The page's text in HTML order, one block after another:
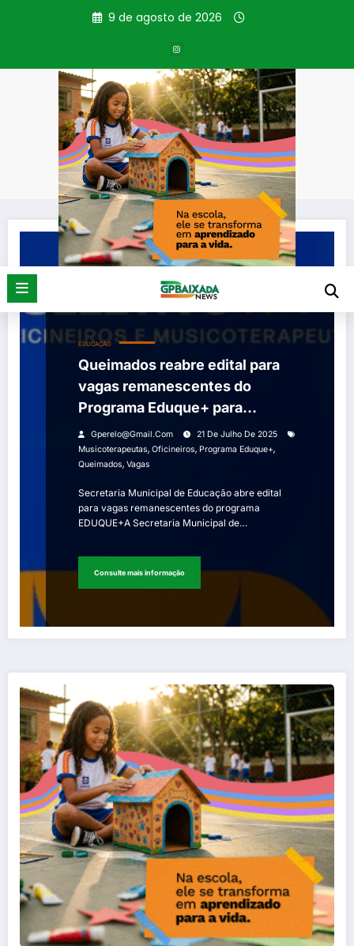
9 de agosto de 2026
Tag: musicoterapeutas
Página inicial musicoterapeutas
EDUCAÇÃO
Queimados reabre edital para
vagas remanescentes do
Programa Eduque+ para
oficineiros e musicoterapeutas
Gperelo@gmail.com
21 De Julho De 2025
Musicoterapeutas, Oficineiros, Programa Eduque+,
Queimados, Vagas
Secretaria Municipal de Educação abre edital
para vagas remanescentes do programa
EDUQUE+A Secretaria Municipal de…
Consulte mais informação